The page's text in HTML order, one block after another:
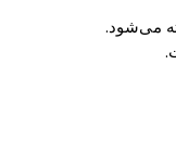
می‌شود.